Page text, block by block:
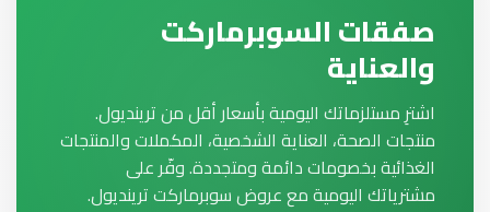
صفقات السوبرماركت
والعناية
اشترِ مستلزماتك اليومية بأسعار أقل من ترينديول.
منتجات الصحة، العناية الشخصية، المكملات والمنتجات
الغذائية بخصومات دائمة ومتجددة. وفّر على
مشترياتك اليومية مع عروض سوبرماركت ترينديول.